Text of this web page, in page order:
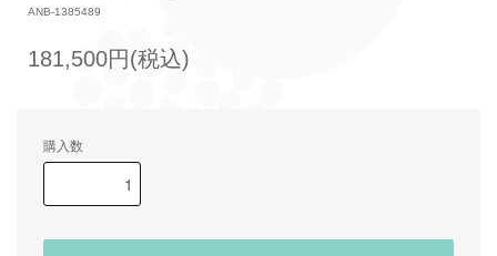
ANB-1385489
181,500円(税込)
購入数